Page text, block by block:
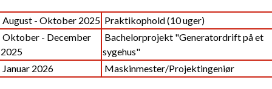
August - Oktober 2025 Praktikophold (10 uger)
Oktober - December
2025
Bachelorprojekt "Generatordrift på et
sygehus"
Januar 2026
Maskinmester/Projektingeniør